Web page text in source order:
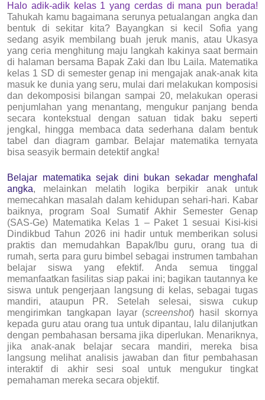
Halo adik-adik kelas 1 yang cerdasdi mana pun berada!
Tahukah kamu bagaimana serunya petualangan angka dan
bentuk di sekitar kita? Bayangkan si kecil Sofia yang
sedang asyik membilang buah jeruk manis, atau Ukasya
yang ceria menghitung maju langkah kakinya saat bermain
di halaman bersama Bapak Zaki dan Ibu Laila. Matematika
kelas 1 SD di semester genap ini mengajak anak-anak kita
masuk ke dunia yang seru, mulai dari melakukan komposisi
dan dekomposisi bilangan sampai 20, melakukan operasi
penjumlahan yang menantang, mengukur panjang benda
secara kontekstual dengan satuan tidak baku seperti
jengkal, hingga membaca data sederhana dalam bentuk
tabel dan diagram gambar. Belajar matematika ternyata
bisa seasyik bermain detektif angka!
Belajar matematika sejak dini bukan sekadar menghafal
angka, melainkan melatih logika berpikir anak untuk
memecahkan masalah dalam kehidupan sehari-hari. Kabar
baiknya, program Soal Sumatif Akhir Semester Genap
(SAS-Ge) Matematika Kelas 1 – Paket 1 sesuai Kisi-kisi
Dindikbud Tahun 2026 ini hadir untuk memberikan solusi
praktis dan memudahkan Bapak/Ibu guru, orang tua di
rumah, serta para guru bimbel sebagai instrumen tambahan
belajar siswa yang efektif. Anda semua tinggal
memanfaatkan fasilitas siap pakai ini; bagikan tautannya ke
siswa untuk pengerjaan langsung di kelas, sebagai tugas
mandiri, ataupun PR. Setelah selesai, siswa cukup
mengirimkan tangkapan layar (screenshot) hasil skornya
kepada guru atau orang tua untuk dipantau, lalu dilanjutkan
dengan pembahasan bersama jika diperlukan. Menariknya,
jika anak-anak belajar secara mandiri, mereka bisa
langsung melihat analisis jawaban dan fitur pembahasan
interaktif di akhir sesi soal untuk mengukur tingkat
pemahaman mereka secara objektif.